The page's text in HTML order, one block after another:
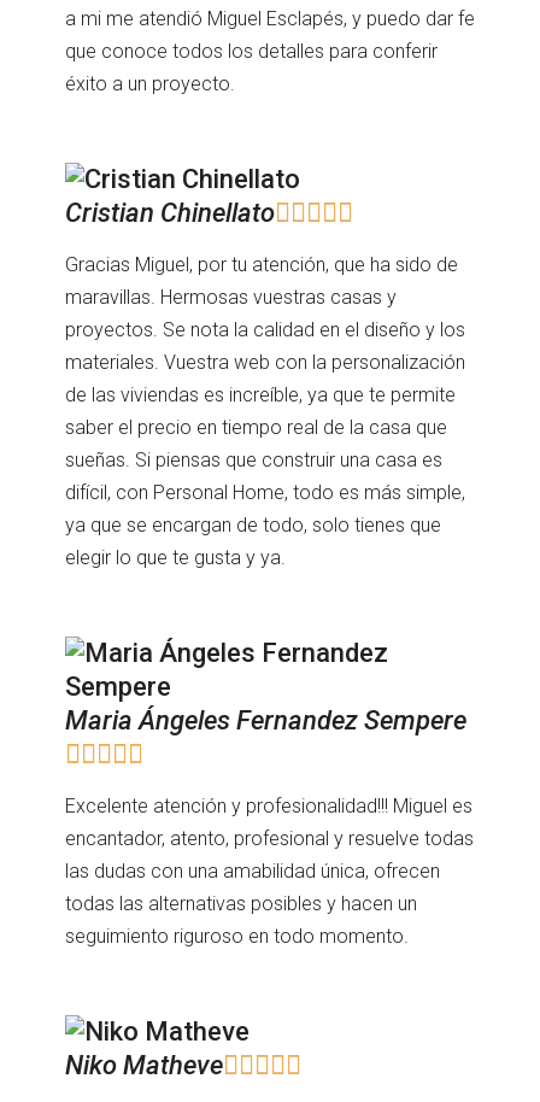
a mi me atendió Miguel Esclapés, y puedo dar fe
que conoce todos los detalles para conferir
éxito a un proyecto.
Cristian Chinellato
Gracias Miguel, por tu atención, que ha sido de
maravillas. Hermosas vuestras casas y
proyectos. Se nota la calidad en el diseño y los
materiales. Vuestra web con la personalización
de las viviendas es increíble, ya que te permite
saber el precio en tiempo real de la casa que
sueñas. Si piensas que construir una casa es
difícil, con Personal Home, todo es más simple,
ya que se encargan de todo, solo tienes que
elegir lo que te gusta y ya.
Maria Ángeles Fernandez Sempere

Excelente atención y profesionalidad!!! Miguel es
encantador, atento, profesional y resuelve todas
las dudas con una amabilidad única, ofrecen
todas las alternativas posibles y hacen un
seguimiento riguroso en todo momento.
Niko Matheve